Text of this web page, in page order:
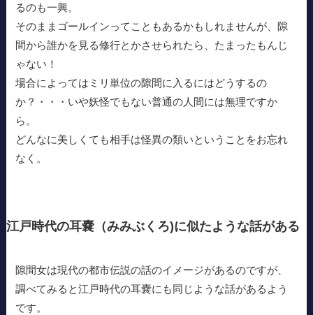
るのも一興。
そのままゴールインってこともあるかもしれませんが、隙
間から誰かを見る修行とかさせられたら、たまったもんじ
ゃない！
場合によってはミリ単位の隙間に入るにはどうするの
か？・・・いや妖怪でもない普通の人間には無理ですか
ら。
どんなに美しくても相手は怪異の類いということをお忘れ
なく。
江戸時代の耳嚢（みみぶくろ)に似たような話がある
隙間女は現代の都市伝説の話のイメージがあるのですが、
調べてみると江戸時代の耳嚢にも同じような話があるよう
です。